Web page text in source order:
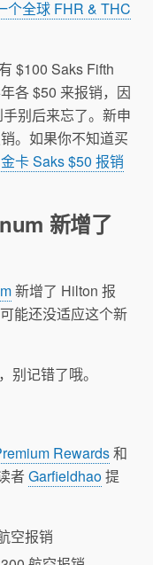
个全球 FHR & THC
$100 Saks Fifth
各 $50 来报销，因
别后来忘了。新申
。如果你不知道买
金卡 Saks $50 报销
新增了
新增了 Hilton 报
能还没适应这个新
别记错了哦。
Rewards和
者Garfieldhao提
空报销